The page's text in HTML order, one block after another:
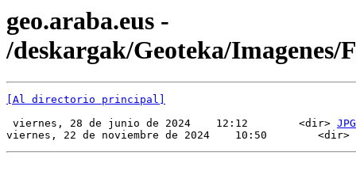
geo.araba.eus -
/deskargak/Geoteka/Imagenes/
[Al directorio principal]
viernes, 28 de junio de 2024    12:12        <dir> JPG
viernes, 22 de noviembre de 2024    10:50        <dir>